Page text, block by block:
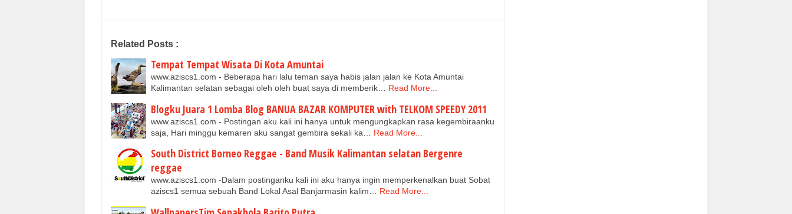
Related Posts :
Tempat Tempat Wisata Di Kota Amuntai
www.aziscs1.com - Beberapa hari lalu teman saya habis jalan jalan ke Kota Amuntai
Kalimantan selatan sebagai oleh oleh buat saya di memberik…
Read More...
Blogku Juara 1 Lomba Blog BANUA BAZAR KOMPUTER with TELKOM SPEEDY 2011
www.aziscs1.com - Postingan aku kali ini hanya untuk mengungkapkan rasa kegembiraanku
saja, Hari minggu kemaren aku sangat gembira sekali ka…
Read More...
South District Borneo Reggae - Band Musik Kalimantan selatan Bergenre
reggae
www.aziscs1.com -Dalam postinganku kali ini aku hanya ingin memperkenalkan buat Sobat
aziscs1 semua sebuah Band Lokal Asal Banjarmasin kalim…
Read More...